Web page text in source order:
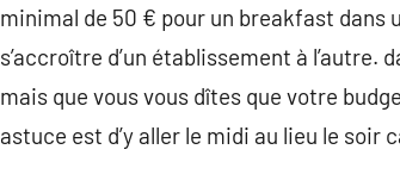
minimal de 50 € pour un breakfast dans
s’accroître d’un établissement à
mais que vous vous dîtes que votre
astuce est d’y aller le midi au lieu le